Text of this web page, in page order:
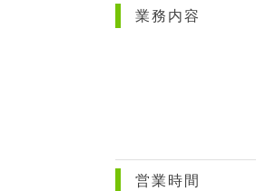
業務内容
営業時間